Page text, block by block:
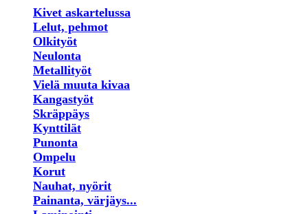
Kivet askartelussa
Lelut, pehmot
Olkityöt
Neulonta
Metallityöt
Vielä muuta kivaa
Kangastyöt
Skräppäys
Kynttilät
Punonta
Ompelu
Korut
Nauhat, nyörit
Painanta, värjäys...